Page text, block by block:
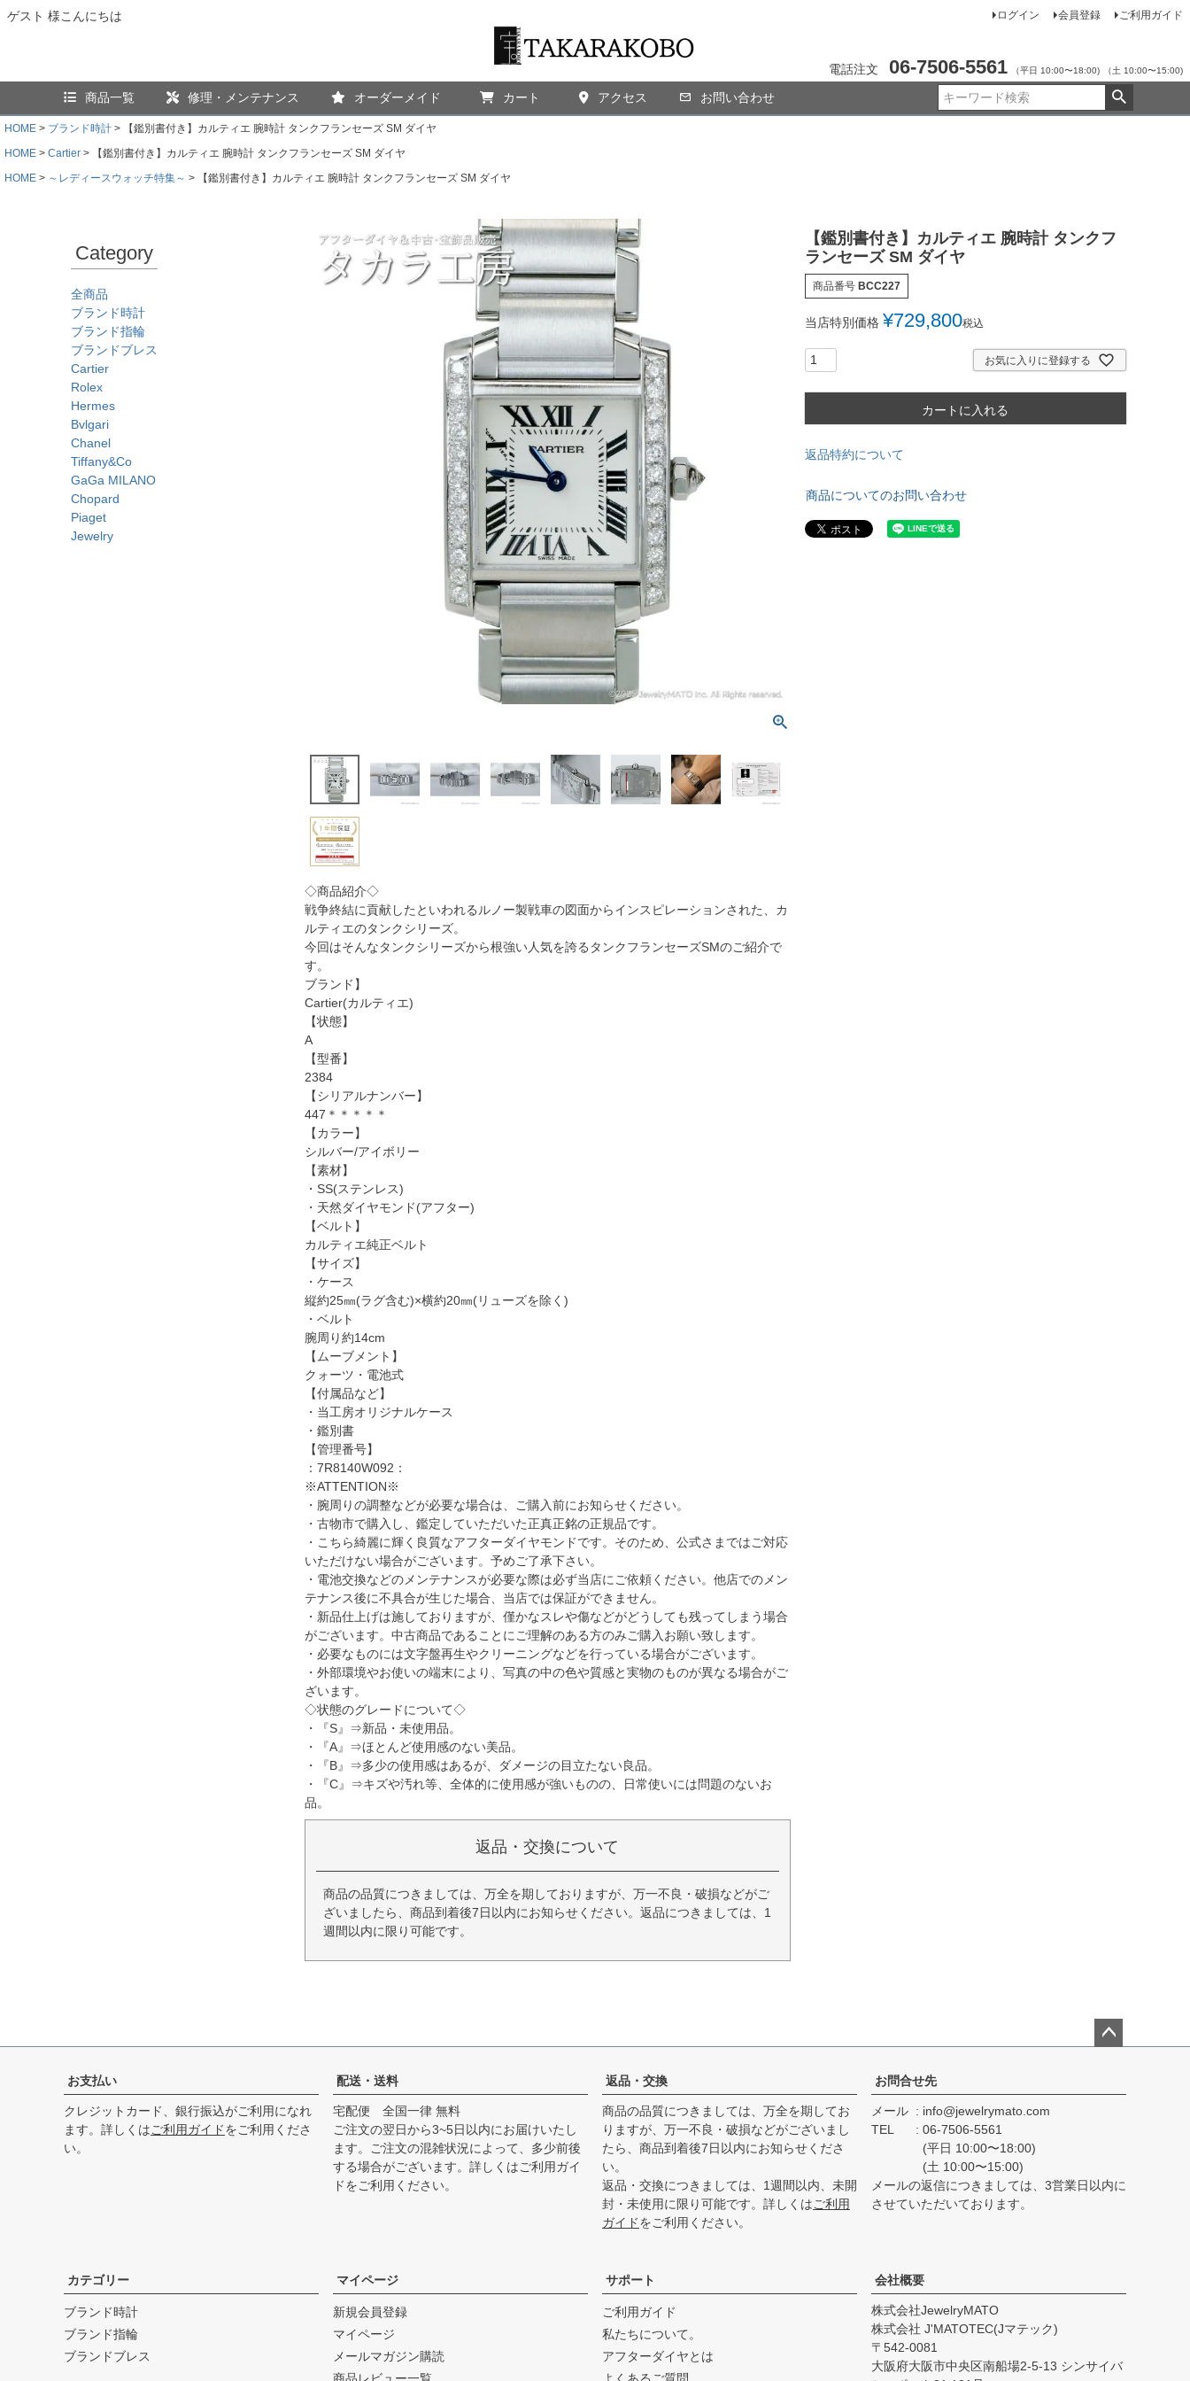
ゲスト 様こんにちは ログイン 会員登録 ご利用ガイド
電話注文 06-7506-5561 （平日 10:00〜18:00) （土 10:00〜15:00)
商品一覧 修理・メンテナンス オーダーメイド カート アクセス お問い合わせ
検索
HOME ブランド時計
【鑑別書付き】カルティエ 腕時計 タンクフランセーズ SM ダイヤ
HOME
Cartier
【鑑別書付き】カルティエ 腕時計 タンクフランセーズ SM ダイヤ
HOME
～レディースウォッチ特集～ 【鑑別書付き】カルティエ 腕時計 タンクフランセーズ SM ダイヤ
Category
全商品
ブランド時計
ブランド指輪
ブランドブレス
Cartier
Rolex
Hermes
Bvlgari
Chanel
Tiffany&Co
GaGa MILANO
Chopard
Piaget
Jewelry
◇商品紹介◇
戦争終結に貢献したといわれるルノー製戦車の図面からインスピレーションされた、カ
ルティエのタンクシリーズ。
今回はそんなタンクシリーズから根強い人気を誇るタンクフランセーズSMのご紹介で
す。
ブランド】
Cartier(カルティエ)
【状態】
A
【型番】
2384
【シリアルナンバー】
447＊＊＊＊＊
【カラー】
シルバー/アイボリー
【素材】
・SS(ステンレス)
・天然ダイヤモンド(アフター)
【ベルト】
カルティエ純正ベルト
【サイズ】
・ケース
縦約25㎜(ラグ含む)×横約20㎜(リューズを除く)
・ベルト
腕周り約14cm
【ムーブメント】
クォーツ・電池式
【付属品など】
・当工房オリジナルケース
・鑑別書
【管理番号】
：7R8140W092：
※ATTENTION※
・腕周りの調整などが必要な場合は、ご購入前にお知らせください。
・古物市で購入し、鑑定していただいた正真正銘の正規品です。
・こちら綺麗に輝く良質なアフターダイヤモンドです。そのため、公式さまではご対応
いただけない場合がございます。予めご了承下さい。
・電池交換などのメンテナンスが必要な際は必ず当店にご依頼ください。他店でのメン
テナンス後に不具合が生じた場合、当店では保証ができません。
・新品仕上げは施しておりますが、僅かなスレや傷などがどうしても残ってしまう場合
がございます。中古商品であることにご理解のある方のみご購入お願い致します。
・必要なものには文字盤再生やクリーニングなどを行っている場合がございます。
・外部環境やお使いの端末により、写真の中の色や質感と実物のものが異なる場合がご
ざいます。
◇状態のグレードについて◇
・『S』⇒新品・未使用品。
・『A』⇒ほとんど使用感のない美品。
・『B』⇒多少の使用感はあるが、ダメージの目立たない良品。
・『C』⇒キズや汚れ等、全体的に使用感が強いものの、日常使いには問題のないお
品。
返品・交換について
商品の品質につきましては、万全を期しておりますが、万一不良・破損などがご
ざいましたら、商品到着後7日以内にお知らせください。返品につきましては、1
週間以内に限り可能です。
【鑑別書付き】カルティエ 腕時計 タンクフ
ランセーズ SM ダイヤ
商品番号 BCC227
当店特別価格 ¥729,800税込
お気に入りに登録する
カートに入れる
返品特約について
商品についてのお問い合わせ
ップ
お支払い
クレジットカード、銀行振込がご利用になれ
ます。詳しくはご利用ガイドをご利用くださ
い。
配送・送料
宅配便 全国一律 無料
ご注文の翌日から3~5日以内にお届けいたし
ます。ご注文の混雑状況によって、多少前後
する場合がございます。詳しくはご利用ガイ
ドをご利用ください。
返品・交換
商品の品質につきましては、万全を期してお
りますが、万一不良・破損などがございまし
たら、商品到着後7日以内にお知らせくださ
い。
返品・交換につきましては、1週間以内、未開
封・未使用に限り可能です。詳しくはご利用
ガイドをご利用ください。
お問合せ先
メール
info@jewelrymato.com
TEL
06-7506-5561
(平日 10:00〜18:00)
(土 10:00〜15:00)
メールの返信につきましては、3営業日以内に
させていただいております。
カテゴリー
ブランド時計
ブランド指輪
ブランドブレス
マイページ
新規会員登録
マイページ
メールマガジン購読
商品レビュー一覧
サポート
ご利用ガイド
私たちについて。
アフターダイヤとは
よくあるご質問
会社概要
株式会社JewelryMATO
株式会社 J'MATOTEC(Jマテック)
542-0081
大阪府大阪市中央区南船場2-5-13 シンサイバ